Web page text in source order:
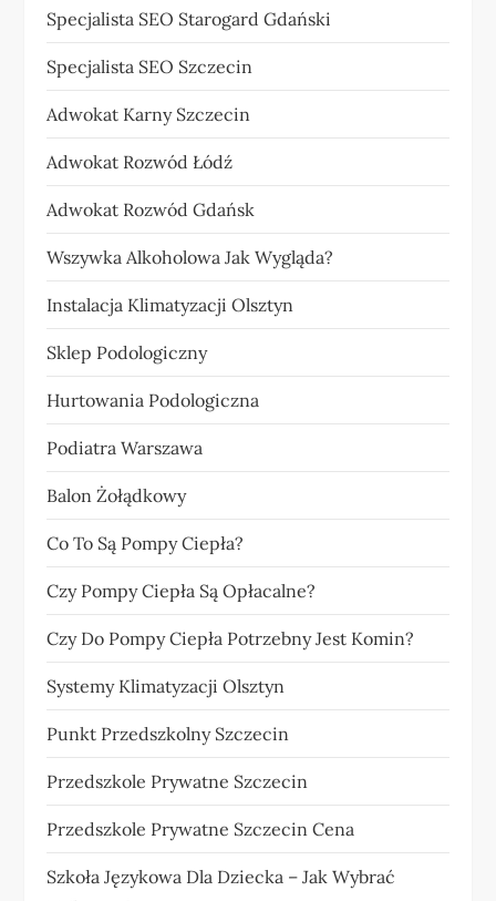
Specjalista SEO Starogard Gdański
Specjalista SEO Szczecin
Adwokat Karny Szczecin
Adwokat Rozwód Łódź
Adwokat Rozwód Gdańsk
Wszywka Alkoholowa Jak Wygląda?
Instalacja Klimatyzacji Olsztyn
Sklep Podologiczny
Hurtowania Podologiczna
Podiatra Warszawa
Balon Żołądkowy
Co To Są Pompy Ciepła?
Czy Pompy Ciepła Są Opłacalne?
Czy Do Pompy Ciepła Potrzebny Jest Komin?
Systemy Klimatyzacji Olsztyn
Punkt Przedszkolny Szczecin
Przedszkole Prywatne Szczecin
Przedszkole Prywatne Szczecin Cena
Szkoła Językowa Dla Dziecka – Jak Wybrać